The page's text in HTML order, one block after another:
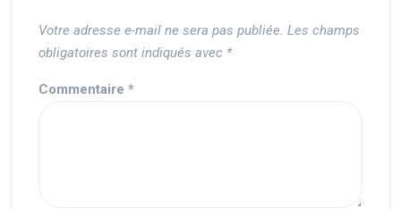
Votre adresse e-mail ne sera pas publiée. Les champs
obligatoires sont indiqués avec *
Commentaire *